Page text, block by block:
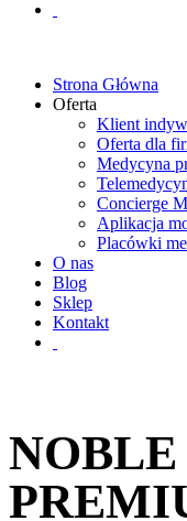
Strona Główna
Oferta
Klient
Oferta dla
Medycyna
Concierge
Aplikacja
Placówki
O nas
Blog
Sklep
Kontakt